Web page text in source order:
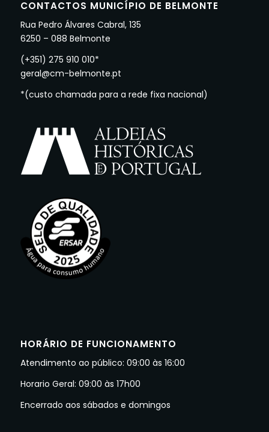
CONTACTOS MUNICÍPIO DE BELMONTE
Rua Pedro Álvares Cabral, 135
6250 – 088 Belmonte
(+351) 275 910 010*
geral@cm-belmonte.pt
*(custo chamada para a rede fixa nacional)
HORÁRIO DE FUNCIONAMENTO
Atendimento ao público: 09:00 às 16:00
Horario Geral: 09:00 às 17h00
Encerrado aos sábados e domingos